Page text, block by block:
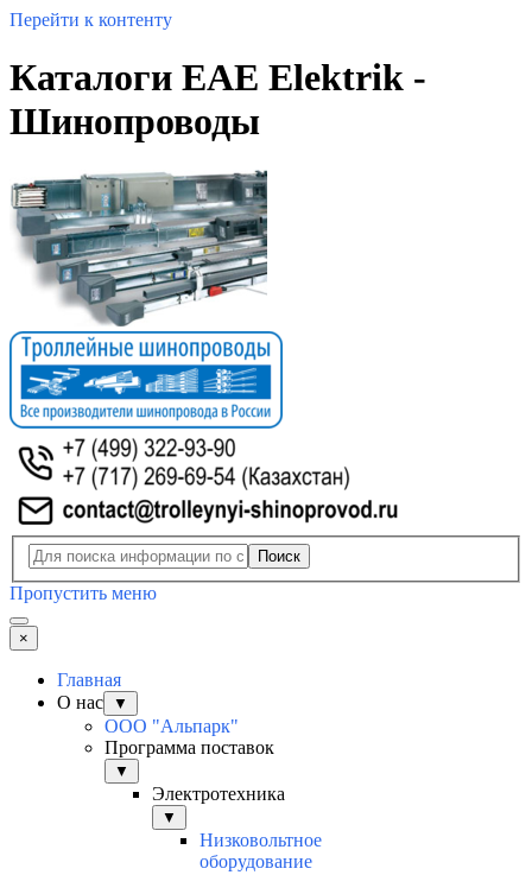
Перейти к контенту
Каталоги EAE Elektrik -
Шинопроводы
Поиск
Пропустить меню
×
Главная
О нас
▼
ООО "Альпарк"
Программа поставок
▼
Электротехника
▼
Низковольтное
оборудование